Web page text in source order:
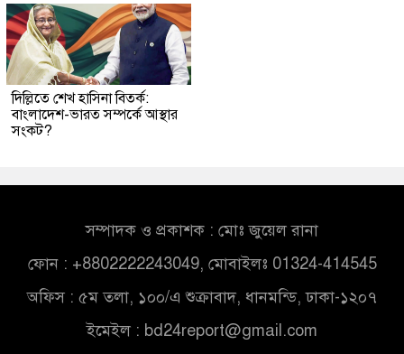
দিল্লিতে শেখ হাসিনা বিতর্ক:
বাংলাদেশ-ভারত সম্পর্কে আস্থার
সংকট?
সম্পাদক ও প্রকাশক : মোঃ জুয়েল রানা
ফোন : +8802222243049, মোবাইলঃ 01324-414545
অফিস : ৫ম তলা, ১০০/এ শুক্রাবাদ, ধানমন্ডি, ঢাকা-১২০৭
ইমেইল : bd24report@gmail.com